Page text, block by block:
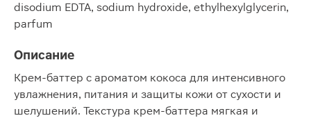
disodium EDTA, sodium hydroxide, ethylhexylglycerin,
parfum
Описание
Крем-баттер с ароматом кокоса для интенсивного
увлажнения, питания и защиты кожи от сухости и
шелушений. Текстура крем-баттера мягкая и